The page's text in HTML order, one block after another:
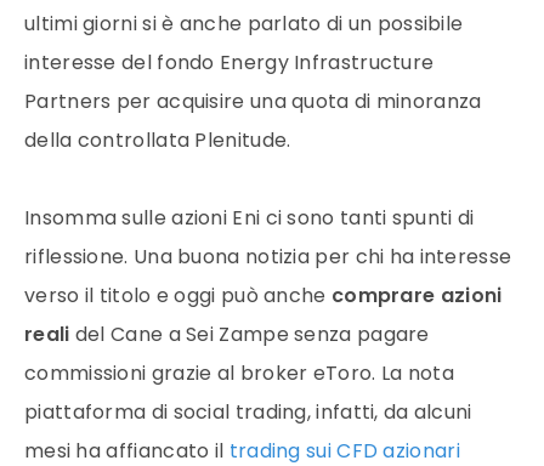
ultimi giorni si è anche parlato di un possibile
interesse del fondo Energy Infrastructure
Partners per acquisire una quota di minoranza
della controllata Plenitude.
Insomma sulle azioni Eni ci sono tanti spunti di
riflessione. Una buona notizia per chi ha interesse
verso il titolo e oggi può anche comprare azioni
reali del Cane a Sei Zampe senza pagare
commissioni grazie al broker eToro. La nota
piattaforma di social trading, infatti, da alcuni
mesi ha affiancato il trading sui CFD azionari